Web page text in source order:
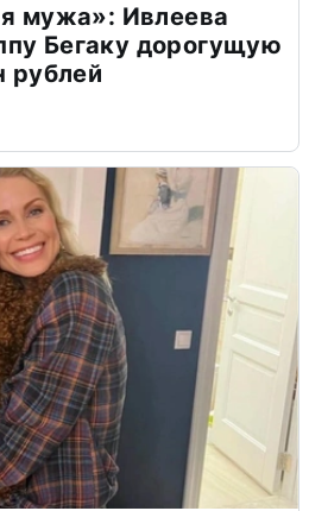
мужа»: Ивлеева
Бегаку дорогущую
рублей